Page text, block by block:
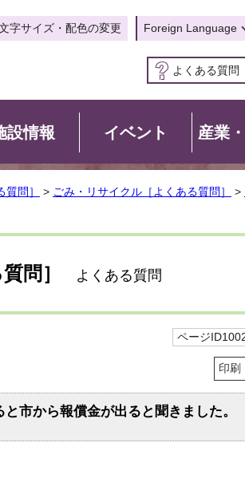
字サイズ・配色の変更 Foreign Language
よくある質問
設情報 イベント 産業
問］ > ごみ・リサイクル［よくある質問］ >
問］ よくある質問
ページ
印刷
市から報償金が出ると聞きました。